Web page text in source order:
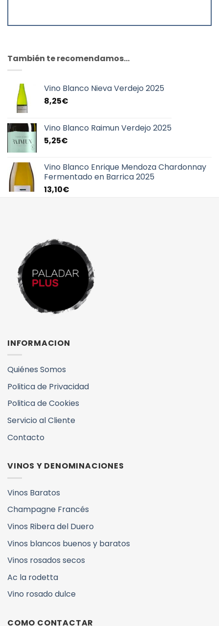
También te recomendamos…
Vino Blanco Nieva Verdejo 2025
8,25€
Vino Blanco Raimun Verdejo 2025
5,25€
Vino Blanco Enrique Mendoza Chardonnay
Fermentado en Barrica 2025
13,10€
INFORMACION
Quiénes Somos
Politica de Privacidad
Politica de Cookies
Servicio al Cliente
Contacto
VINOS Y DENOMINACIONES
Vinos Baratos
Champagne Francés
Vinos Ribera del Duero
Vinos blancos buenos y baratos
Vinos rosados secos
Ac la rodetta
Vino rosado dulce
COMO CONTACTAR